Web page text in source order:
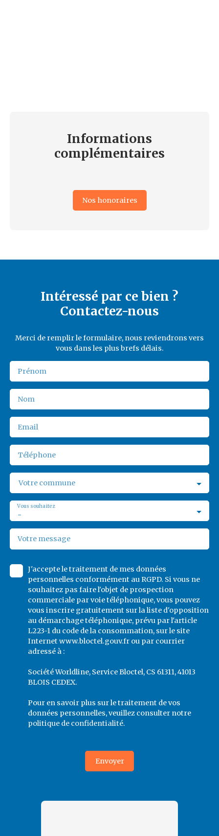
Informations
complémentaires
Nos honoraires
Intéressé par ce bien ?
Contactez-nous
Merci de remplir le formulaire, nous reviendrons vers
vous dans les plus brefs délais.
Prénom
Nom
Email
Téléphone
Votre commune
-
Vous souhaitez
Votre message
J'accepte le traitement de mes données
personnelles conformément au RGPD. Si vous ne
souhaitez pas faire l'objet de prospection
commerciale par voie téléphonique, vous pouvez
vous inscrire gratuitement sur la liste d'opposition
au démarchage téléphonique, prévu par l'article
L223-1 du code de la consommation, sur le site
Internet www.bloctel.gouv.fr ou par courrier
adressé à :
Société Worldline, Service Bloctel, CS 61311, 41013
BLOIS CEDEX.
Pour en savoir plus sur le traitement de vos
données personnelles, veuillez consulter notre
politique de confidentialité.
Envoyer